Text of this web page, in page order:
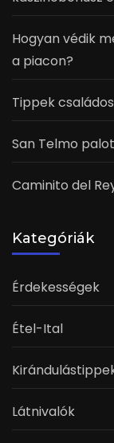
Hogyan védik
a piacon?
Tippek
San Telmo
Caminito del
Kategóriák
Érdekességek
Étel-Ital
Látnivalók